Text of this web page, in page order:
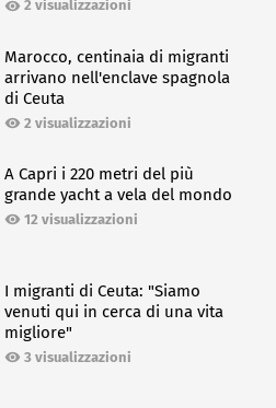
2 visualizzazioni
Marocco, centinaia di migranti
arrivano nell'enclave spagnola
di Ceuta
2 visualizzazioni
A Capri i 220 metri del più
grande yacht a vela del mondo
12 visualizzazioni
I migranti di Ceuta: "Siamo
venuti qui in cerca di una vita
migliore"
3 visualizzazioni